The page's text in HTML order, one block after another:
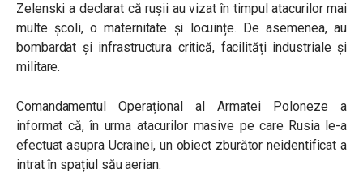
Zelenski a declarat că rușii au vizat în timpul atacurilor mai
multe școli, o maternitate și locuințe. De asemenea, au
bombardat și infrastructura critică, facilități industriale și
militare.
Comandamentul Operațional al Armatei Poloneze a
informat că, în urma atacurilor masive pe care Rusia le-a
efectuat asupra Ucrainei, un obiect zburător neidentificat a
intrat în spațiul său aerian.